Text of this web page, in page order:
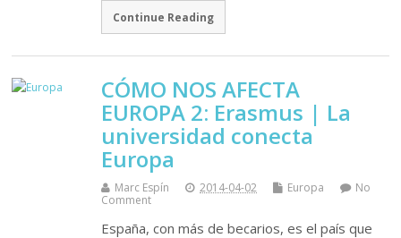
Continue Reading
CÓMO NOS AFECTA
EUROPA 2: Erasmus | La
universidad conecta
Europa
Marc Espín 2014-04-02 Europa
No
Comment
España, con más de becarios, es el país que